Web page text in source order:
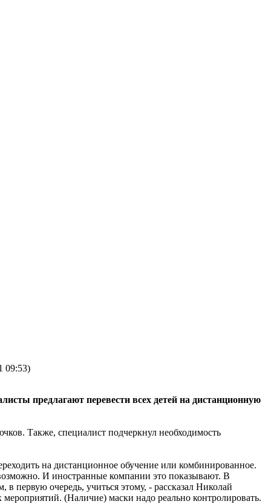
09:53)
предлагают перевести всех детей на дистанционную
Также, специалист подчеркнул необходимость
на дистанционное обучение или комбинированное.
И иностранные компании это показывают. В
первую очередь, учиться этому, - рассказал Николай
(Наличие) маски надо реально контролировать.